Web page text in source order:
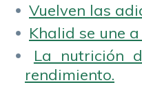
Vuelven las
Khalid se une a
La nutrición
rendimiento.